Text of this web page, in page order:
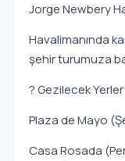
Jorge Newbery
Havalimanında
şehir turumuza
? Gezilecek Yerler:
Plaza de Mayo
Casa Rosada